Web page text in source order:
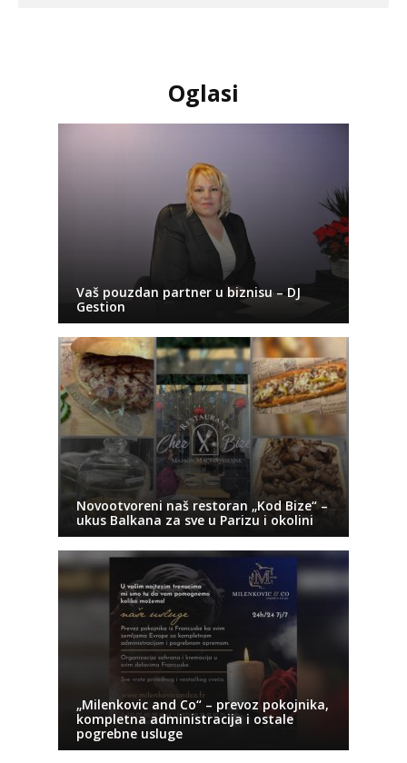
Oglasi
Vaš pouzdan partner u biznisu – DJ
Gestion
Novootvoreni naš restoran „Kod Bize“ –
ukus Balkana za sve u Parizu i okolini
„Milenkovic and Co“ – prevoz pokojnika,
kompletna administracija i ostale
pogrebne usluge